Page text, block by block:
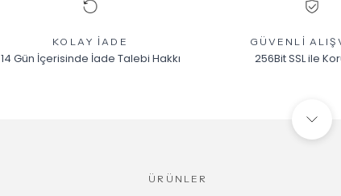
KOLAY İADE
14 Gün İçerisinde İade Talebi Hakkı
GÜVENLİ
256Bit SSL ile
ÜRÜNLER